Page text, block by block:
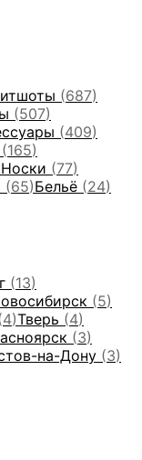
(687)
(507)
(409)
(165)
Носки (77)
(65)Бельё (24)
(13)
(5)
4)Тверь (4)
(3)
на-Дону (3)